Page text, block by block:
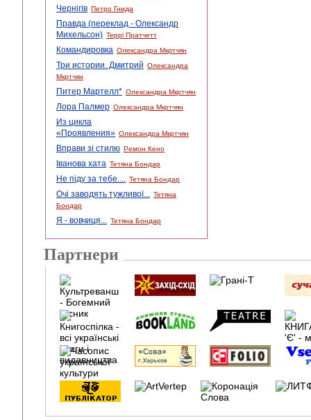
Чернігів Петро Гнида
Правда (переклад - Олександр
Михельсон) Террі Пратчетт
Командировка Олександра Мкртчян
Три истории. Дмитрий Олександра
Мкртчян
Питер Мартелл* Олександра Мкртчян
Лора Палмер Олександра Мкртчян
Из цикла
«Проявления» Олександра Мкртчян
Вправи зі стилю Ремон Кено
Іванова хата Тетяна Бондар
Не піду за тебе.... Тетяна Бондар
Очі заводять тужливої... Тетяна
Бондар
Я - вовчиця... Тетяна Бондар
Партнери